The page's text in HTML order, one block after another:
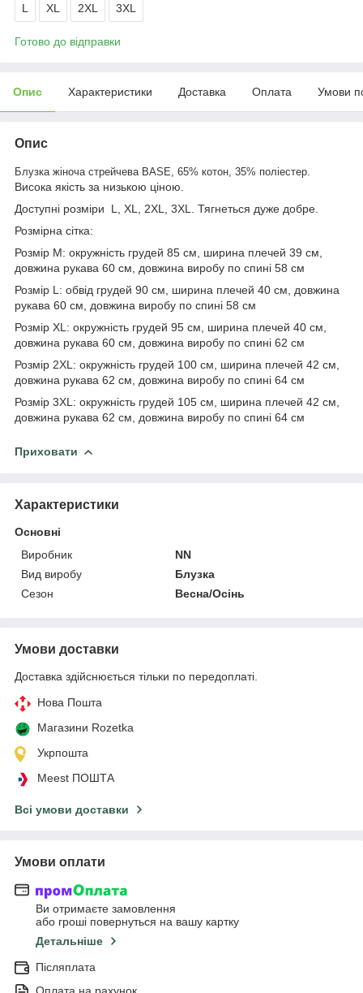
L XL 2XL 3XL
Готово до відправки
Опис Характеристики Доставка Оплата Умови
Опис
Блузка жіноча стрейчева BASE, 65% котон, 35% поліестер
Висока якість за низькою ціною.
Доступні розміри L, XL, 2XL, 3XL. Тягнеться дуже добре.
Розмірна сітка:
Розмір M: окружність грудей 85 см, ширина плечей 39 см,
довжина рукава 60 см, довжина виробу по спині 58 см
Розмір L: обвід грудей 90 см, ширина плечей 40 см, довжина
рукава 60 см, довжина виробу по спині 58 см
Розмір XL: окружність грудей 95 см, ширина плечей 40 см,
довжина рукава 60 см, довжина виробу по спині 62 см
Розмір 2XL: окружність грудей 100 см, ширина плечей 42 см,
довжина рукава 62 см, довжина виробу по спині 64 см
Розмір 3XL: окружність грудей 105 см, ширина плечей 42 см,
довжина рукава 62 см, довжина виробу по спині 64 см
Приховати
Характеристики
Основні
Виробник
NN
Вид виробу
Блузка
Сезон
Весна/Осінь
Умови доставки
Доставка здійснюється тільки по передоплаті.
Нова Пошта
Магазини Rozetka
Укрпошта
Meest ПОШТА
Всі умови доставки
Умови оплати
Ви отримаєте замовлення
або гроші повернуться на вашу картку
Детальніше
Післяплата